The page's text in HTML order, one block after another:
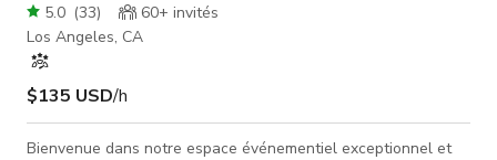
5.0 (33) 60+ invités
Los Angeles, CA
$135 USD/h
Bienvenue dans notre espace événementiel exceptionnel et